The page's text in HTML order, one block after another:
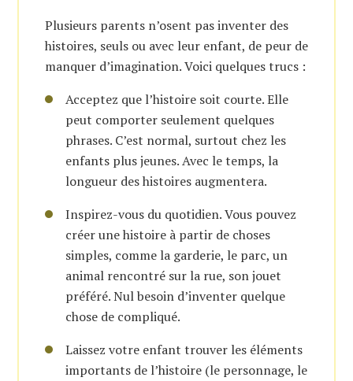
Plusieurs parents n’osent pas inventer des
histoires, seuls ou avec leur enfant, de peur de
manquer d’imagination. Voici quelques trucs :
Acceptez que l’histoire soit courte. Elle
peut comporter seulement quelques
phrases. C’est normal, surtout chez les
enfants plus jeunes. Avec le temps, la
longueur des histoires augmentera.
Inspirez-vous du quotidien. Vous pouvez
créer une histoire à partir de choses
simples, comme la garderie, le parc, un
animal rencontré sur la rue, son jouet
préféré. Nul besoin d’inventer quelque
chose de compliqué.
Laissez votre enfant trouver les éléments
importants de l’histoire (le personnage, le